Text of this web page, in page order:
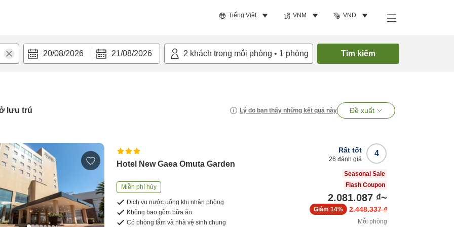
Tiếng Việt VNM VND
20/08/2026 21/08/2026 2 khách trong mỗi phòng • 1 phòng Tìm kiếm
lưu trú Lý do bạn thấy những kết quả này Đề xuất
Hotel New Gaea Omuta Garden
Miễn phí hủy
Dịch vụ nước uống khi nhận phòng
Không bao gồm bữa ăn
Có phòng tắm và nhà vệ sinh chung
4
Rất tốt
26 đánh giá
Seasonal Sale
Flash Coupon
2.081.087 ₫~
2.448.337 ₫
Giảm 14%
Mỗi phòng